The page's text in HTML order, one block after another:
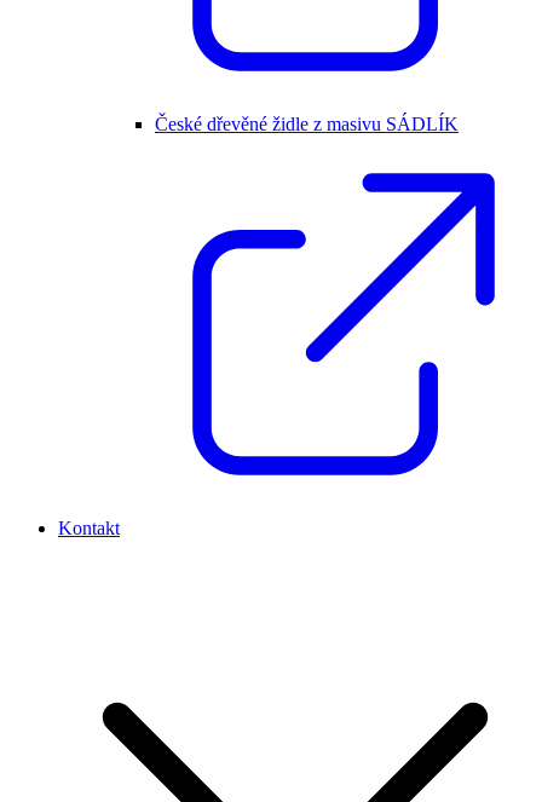
České dřevěné židle z masivu SÁDLÍK
Kontakt